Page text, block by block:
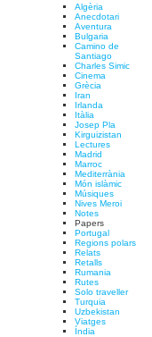
Algèria
Anecdotari
Aventura
Bulgaria
Camino de
Santiago
Charles Simic
Cinema
Grècia
Iran
Irlanda
Itàlia
Josep Pla
Kirguizistan
Lectures
Madrid
Marroc
Mediterrània
Món islàmic
Músiques
Nives Meroi
Notes
Papers
Portugal
Regions polars
Relats
Retalls
Rumania
Rutes
Solo traveller
Turquia
Uzbekistan
Viatges
Índia